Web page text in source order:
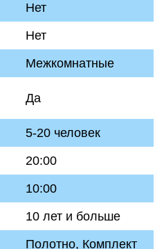
Нет
Нет
Межкомнатные
Да
5-20 человек
20:00
10:00
10 лет и больше
Полотно, Комплект